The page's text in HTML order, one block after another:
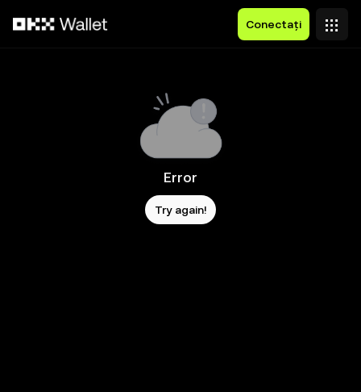
Conectați
Error
Try again!